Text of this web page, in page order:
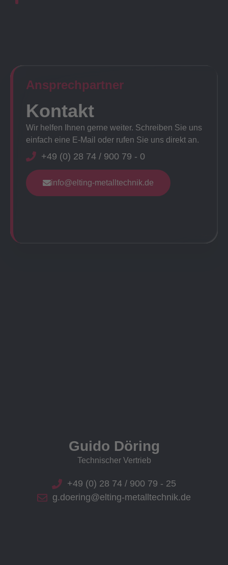
Ansprechpartner​
Kontakt
Wir helfen Ihnen gerne weiter. Schreiben Sie uns
einfach eine E-Mail oder rufen Sie uns direkt an.
+49 (0) 28 74 / 900 79 - 0
info@elting-metalltechnik.de
Guido Döring
Technischer Vertrieb
+49 (0) 28 74 / 900 79 - 25
g.doering@elting-metalltechnik.de